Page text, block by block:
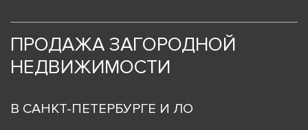
ПРОДАЖА ЗАГОРОДНОЙ
НЕДВИЖИМОСТИ
В САНКТ-ПЕТЕРБУРГЕ И ЛО